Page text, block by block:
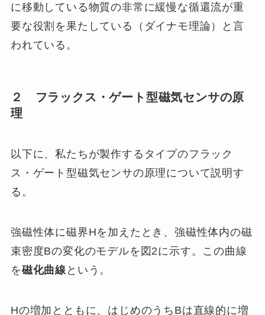
に移動している物質の非常に緩慢な循還流が重
要な役割を果たしている（ダイナモ理論）と言
われている。
２ フラックス・ゲート型磁気センサの原
理
以下に、私たちが製作するタイプのフラック
ス・ゲート型磁気センサの原理について説明す
る。
強磁性体に磁界Hを加えたとき、強磁性体内の磁
束密度Bの変化のモデルを図2に示す。この曲線
を磁化曲線 という。
Hの増加とともに、はじめのうちBは直線的に増